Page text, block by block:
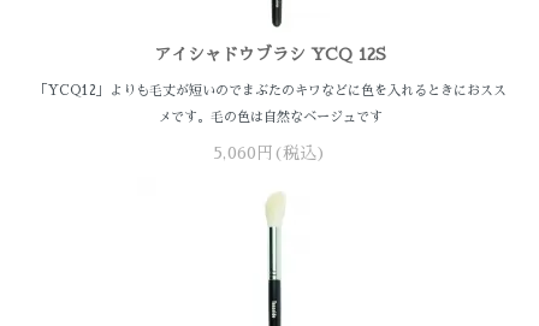
アイシャドウブラシ YCQ 12S
「YCQ12」よりも毛丈が短いのでまぶたのキワなどに色を入れるときにおスス
メです。毛の色は自然なベージュです
5,060円(税込)